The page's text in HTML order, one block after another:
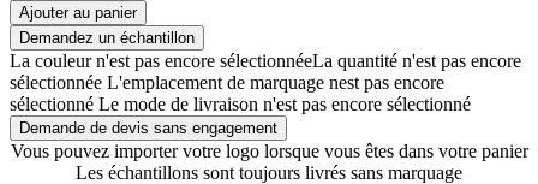
Ajouter au panier
Demandez un échantillon
La couleur n'est pas encore sélectionnéeLa quantité n'est pas encore
sélectionnée L'emplacement de marquage nest pas encore
sélectionné Le mode de livraison n'est pas encore sélectionné
Demande de devis sans engagement
Vous pouvez importer votre logo lorsque vous êtes dans votre panier
Les échantillons sont toujours livrés sans marquage